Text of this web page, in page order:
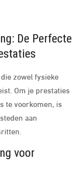
De Perfecte
zowel fysieke
Om je prestaties
te voorkomen, is
aan
voor